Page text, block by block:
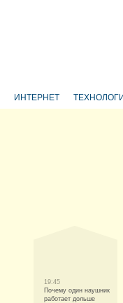
ИНТЕРНЕТ
19:45
Почему один наушник
работает дольше